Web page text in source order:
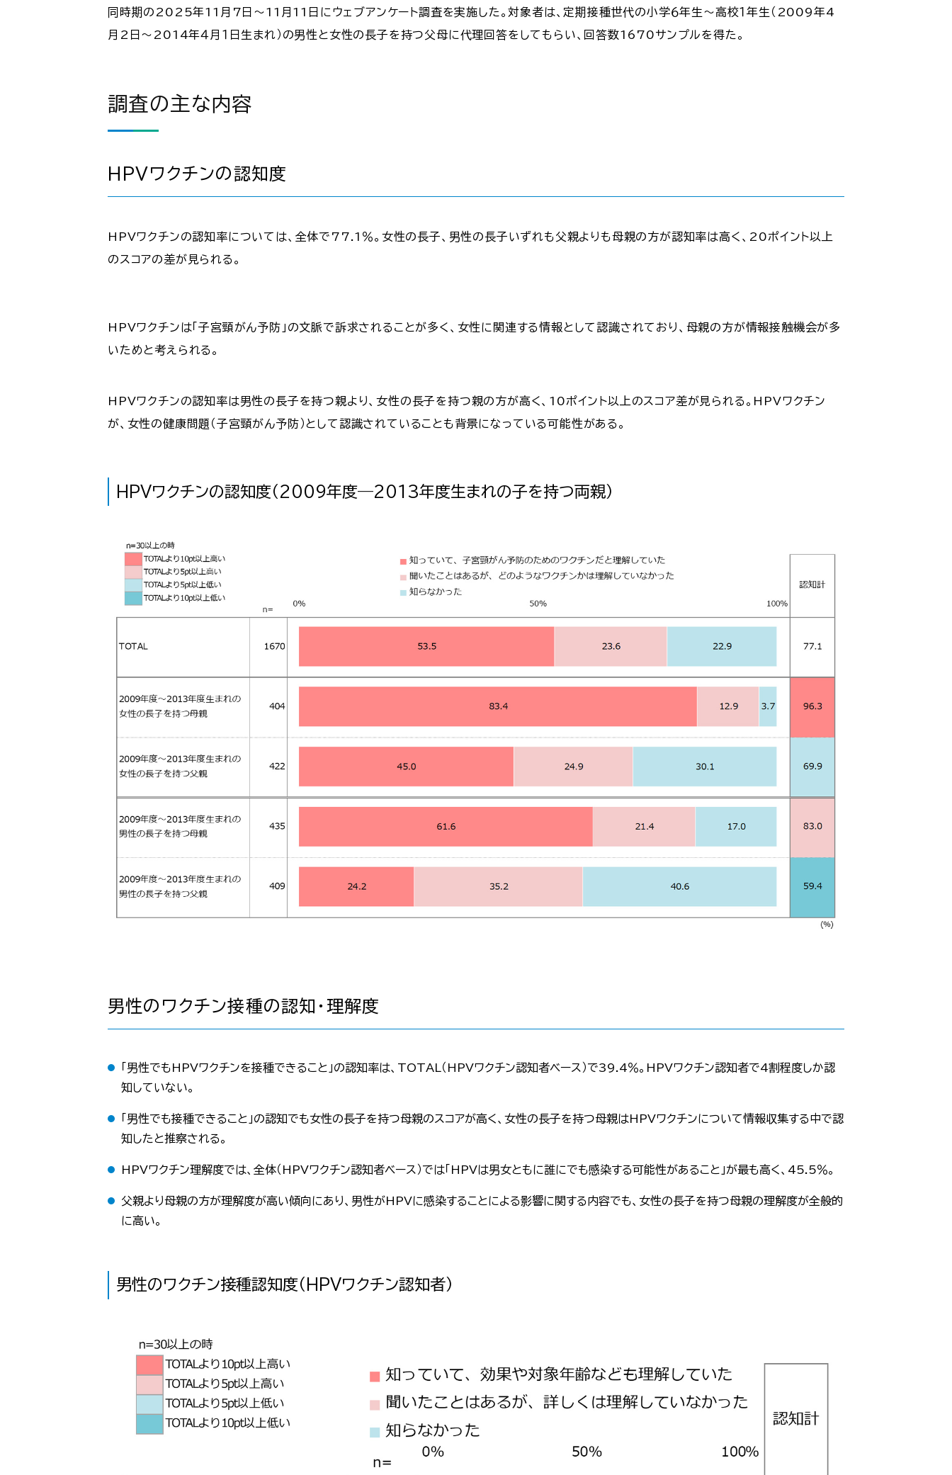
同時期の2025年11月7日～11月11日にウェブアンケート調査を実施した。対象者は、定期接種世代の小学６年生～高校１年生（2009年4
月2日～2014年４月１日生まれ）の男性と女性の長子を持つ父母に代理回答をしてもらい、回答数1670サンプルを得た。
調査の主な内容
HPVワクチンの認知度
HPVワクチンの認知率については、全体で77.1％。女性の長子、男性の長子いずれも父親よりも母親の方が認知率は高く、20ポイント以上
のスコアの差が見られる。
HPVワクチンは「子宮頸がん予防」の文脈で訴求されることが多く、女性に関連する情報として認識されており、母親の方が情報接触機会が多
いためと考えられる。
HPVワクチンの認知率は男性の長子を持つ親より、女性の長子を持つ親の方が高く、10ポイント以上のスコア差が見られる。HPVワクチン
が、女性の健康問題（子宮頸がん予防）として認識されていることも背景になっている可能性がある。
HPVワクチンの認知度（2009年度―2013年度生まれの子を持つ両親）
男性のワクチン接種の認知・理解度
「男性でもHPVワクチンを接種できること」の認知率は、TOTAL（HPVワクチン認知者ベース）で39.4％。HPVワクチン認知者で4割程度しか認
知していない。
「男性でも接種できること」の認知でも女性の長子を持つ母親のスコアが高く、女性の長子を持つ母親はHPVワクチンについて情報収集する中で認
知したと推察される。
HPVワクチン理解度では、全体（HPVワクチン認知者ベース）では「HPVは男女ともに誰にでも感染する可能性があること」が最も高く、45.5％。
父親より母親の方が理解度が高い傾向にあり、男性がHPVに感染することによる影響に関する内容でも、女性の長子を持つ母親の理解度が全般的
に高い。
男性のワクチン接種認知度（HPVワクチン認知者）